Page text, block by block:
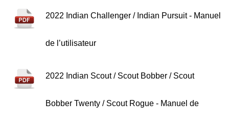
2022 Indian Challenger / Indian Pursuit - Manuel
de l’utilisateur
2022 Indian Scout / Scout Bobber / Scout
Bobber Twenty / Scout Rogue - Manuel de